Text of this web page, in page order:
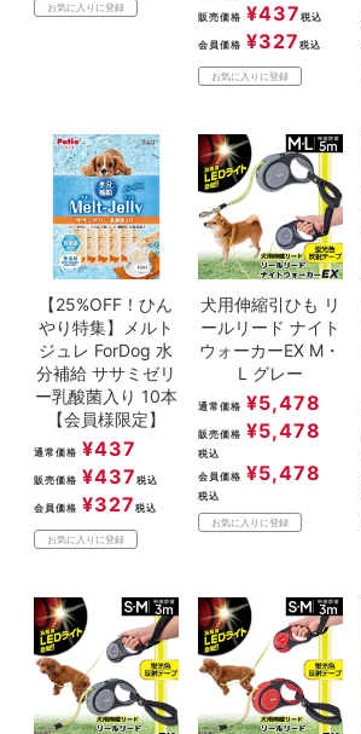
お気に入りに登録
販売価格 ¥437 税込
会員価格 ¥327 税込
お気に入りに登録
【25%OFF！ひん
やり特集】メルト
ジュレ ForDog 水
分補給 ササミゼリ
ー乳酸菌入り 10本
【会員様限定】
通常価格 ¥437
販売価格 ¥437 税込
会員価格 ¥327 税込
お気に入りに登録
犬用伸縮引ひも リ
ールリード ナイト
ウォーカーEX M・
L グレー
通常価格 ¥5,478
販売価格 ¥5,478
税込
会員価格 ¥5,478
税込
お気に入りに登録